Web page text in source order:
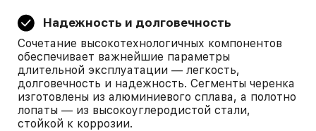
Надежность и долговечность
Сочетание высокотехнологичных компонентов
обеспечивает важнейшие параметры
длительной эксплуатации — легкость,
долговечность и надежность. Сегменты черенка
изготовлены из алюминиевого сплава, а полотно
лопаты — из высокоуглеродистой стали,
стойкой к коррозии.